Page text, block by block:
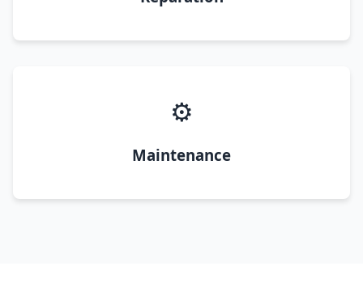
⚙️
Maintenance